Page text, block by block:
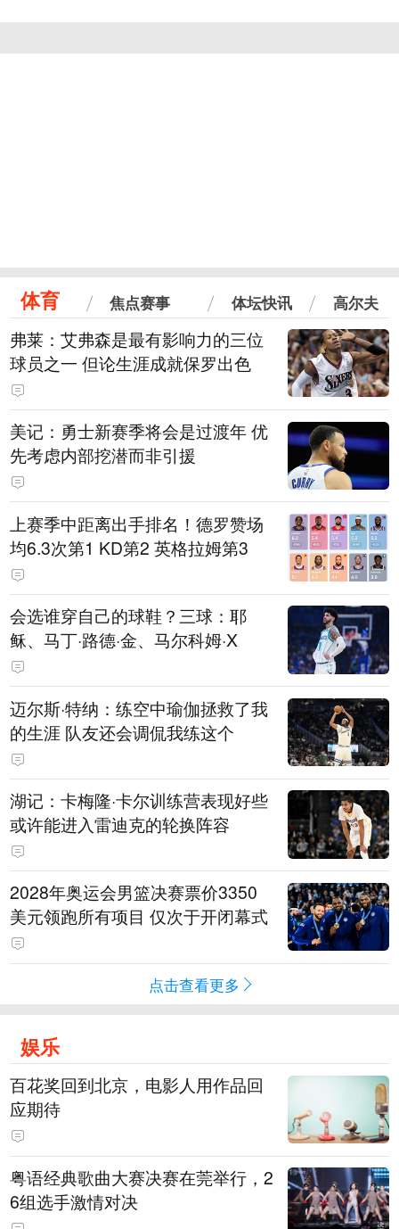
体育 焦点赛事 体坛快讯 高尔夫
弗莱：艾弗森是最有影响力的三位
球员之一 但论生涯成就保罗出色
美记：勇士新赛季将会是过渡年 优
先考虑内部挖潜而非引援
上赛季中距离出手排名！德罗赞场
均6.3次第1 KD第2 英格拉姆第3
会选谁穿自己的球鞋？三球：耶
稣、马丁·路德·金、马尔科姆·X
迈尔斯·特纳：练空中瑜伽拯救了我
的生涯 队友还会调侃我练这个
湖记：卡梅隆·卡尔训练营表现好些
或许能进入雷迪克的轮换阵容
2028年奥运会男篮决赛票价3350
美元领跑所有项目 仅次于开闭幕式
点击查看更多
娱乐
百花奖回到北京，电影人用作品回
应期待
粤语经典歌曲大赛决赛在莞举行，2
6组选手激情对决